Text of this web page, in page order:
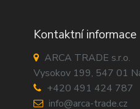
Kontaktní informace
ARCA TRADE s.r.o.
Vysokov 199, 547 01
+420 491 424 787
info@arca-trade.cz